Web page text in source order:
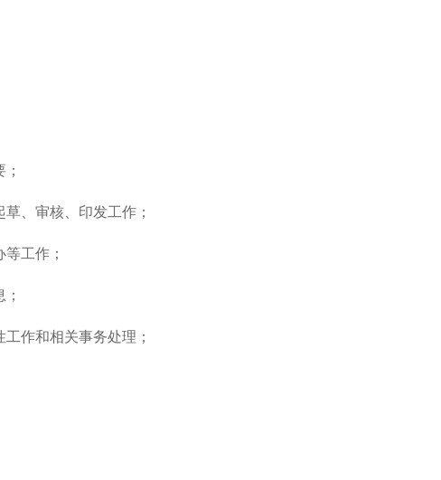
、审核、印发工作；
工作；
作和相关事务处理；